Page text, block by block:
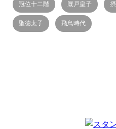
冠位十二階 厩戸皇子
聖徳太子 飛鳥時代